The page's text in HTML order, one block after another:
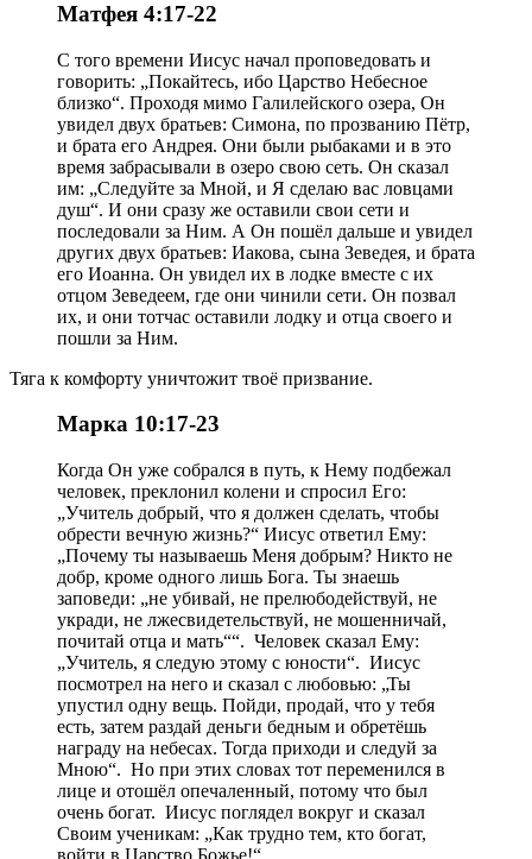
Матфея 4:17-22
С того времени Иисус начал проповедовать и
говорить: „Покайтесь, ибо Царство Небесное
близко“. Проходя мимо Галилейского озера, Он
увидел двух братьев: Симона, по прозванию Пётр,
и брата его Андрея. Они были рыбаками и в это
время забрасывали в озеро свою сеть. Он сказал
им: „Следуйте за Мной, и Я сделаю вас ловцами
душ“. И они сразу же оставили свои сети и
последовали за Ним. А Он пошёл дальше и увидел
других двух братьев: Иакова, сына Зеведея, и брата
его Иоанна. Он увидел их в лодке вместе с их
отцом Зеведеем, где они чинили сети. Он позвал
их, и они тотчас оставили лодку и отца своего и
пошли за Ним.
Тяга к комфорту уничтожит твоё призвание.
Марка 10:17-23
Когда Он уже собрался в путь, к Нему подбежал
человек, преклонил колени и спросил Его:
„Учитель добрый, что я должен сделать, чтобы
обрести вечную жизнь?“ Иисус ответил Ему:
„Почему ты называешь Меня добрым? Никто не
добр, кроме одного лишь Бога. Ты знаешь
заповеди: „не убивай, не прелюбодействуй, не
укради, не лжесвидетельствуй, не мошенничай,
почитай отца и мать““. Человек сказал Ему:
„Учитель, я следую этому с юности“. Иисус
посмотрел на него и сказал с любовью: „Ты
упустил одну вещь. Пойди, продай, что у тебя
есть, затем раздай деньги бедным и обретёшь
награду на небесах. Тогда приходи и следуй за
Мною“. Но при этих словах тот переменился в
лице и отошёл опечаленный, потому что был
очень богат. Иисус поглядел вокруг и сказал
Своим ученикам: „Как трудно тем, кто богат,